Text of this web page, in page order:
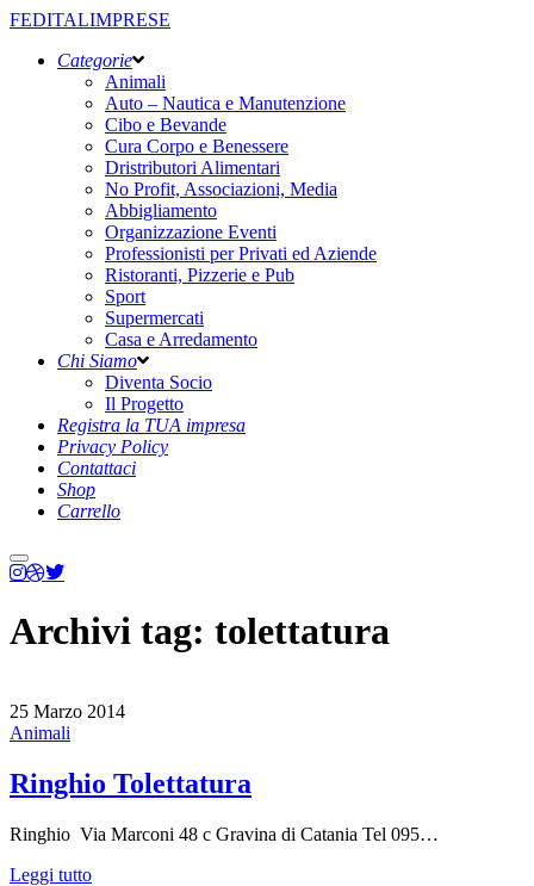
FEDITALIMPRESE
Categorie
Animali
Auto – Nautica e Manutenzione
Cibo e Bevande
Cura Corpo e Benessere
Dristributori Alimentari
No Profit, Associazioni, Media
Abbigliamento
Organizzazione Eventi
Professionisti per Privati ed Aziende
Ristoranti, Pizzerie e Pub
Sport
Supermercati
Casa e Arredamento
Chi Siamo
Diventa Socio
Il Progetto
Registra la TUA impresa
Privacy Policy
Contattaci
Shop
Carrello
Menu
principale
Archivi tag: tolettatura
25 Marzo 2014
Animali
Ringhio Tolettatura
Ringhio Via Marconi 48 c Gravina di Catania Tel 095…
Leggi tutto